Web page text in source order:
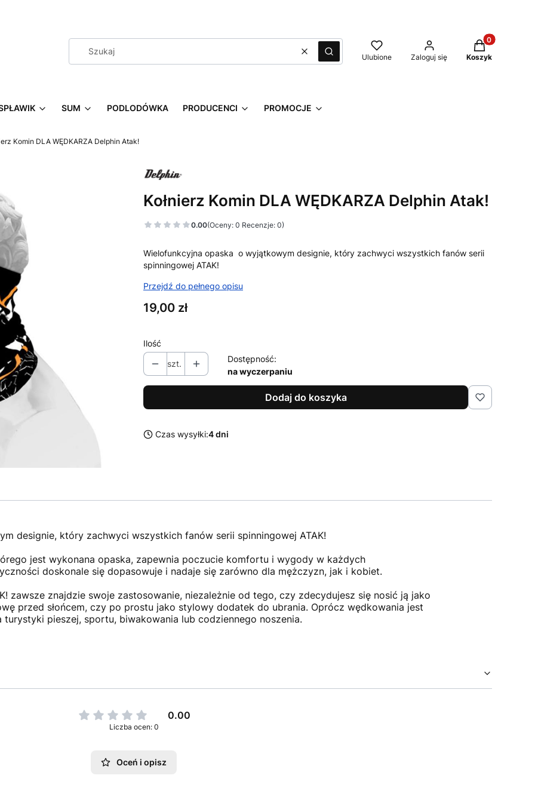
WyczyśćSzukaj Ulubione Zaloguj się
Produkty w
Koszyk
SUM PODLODÓWKA PRODUCENCI PROMOCJE
Komin DLA WĘDKARZA Delphin Atak!
Kołnierz Komin DLA WĘDKARZA Delphin Atak!
0.00(Oceny: 0 Recenzje: 0)
Wielofunkcyjna opaska o wyjątkowym designie, który zachwyci wszystkich fanów serii
spinningowej ATAK!
Przejdź do pełnego opisu
Cena
19,00 zł
Ilość
szt.
Dostępność:
na wyczerpaniu
Dodaj do koszyka
Czas wysyłki:4 dni
designie, który zachwyci wszystkich fanów serii spinningowej ATAK!
jest wykonana opaska, zapewnia poczucie komfortu i wygody w każdych
doskonale się dopasowuje i nadaje się zarówno dla mężczyzn, jak i kobiet.
zawsze znajdzie swoje zastosowanie, niezależnie od tego, czy zdecydujesz się nosić ją jako
przed słońcem, czy po prostu jako stylowy dodatek do ubrania. Oprócz wędkowania jest
pieszej, sportu, biwakowania lub codziennego noszenia.
0.00
Liczba ocen: 0
Oceń i opisz